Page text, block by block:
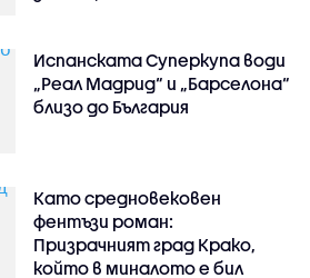
Испанската Суперкупа води
„Реал Мадрид“ и „Барселона“
близо до България
Като средновековен
фентъзи роман:
Призрачният град Крако,
който в миналото е бил